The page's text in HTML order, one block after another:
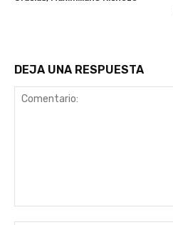
DEJA UNA RESPUESTA